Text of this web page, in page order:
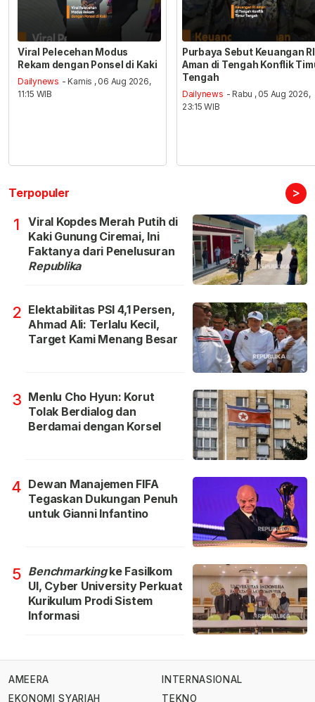
Viral Pelecehan Modus
Rekam dengan Ponsel di Kaki
Dailynews - Kamis , 06 Aug 2026,
11:15 WIB
Purbaya Sebut Keuangan RI
Aman di Tengah Konflik
Tengah
Dailynews - Rabu , 05 Aug 2026,
23:15 WIB
Terpopuler >
1
Viral Kopdes Merah Putih di
Kaki Gunung Ciremai, Ini
Faktanya dari Penelusuran
Republika
2 Elektabilitas PSI 4,1 Persen,
Ahmad Ali: Terlalu Kecil,
Target Kami Menang Besar
3 Menlu Cho Hyun: Korut
Tolak Berdialog dan
Berdamai dengan Korsel
4 Dewan Manajemen FIFA
Tegaskan Dukungan Penuh
untuk Gianni Infantino
5 Benchmarkingke Fasilkom
UI, Cyber University Perkuat
Kurikulum Prodi Sistem
Informasi
AMEERA
EKONOMI SYARIAH
INTERNASIONAL
TEKNO